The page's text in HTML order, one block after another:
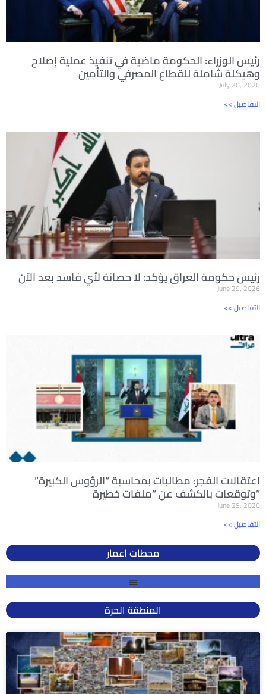
رئيس الوزراء: الحكومة ماضية في تنفيذ عملية إصلاح
وهيكلة شاملة للقطاع المصرفي والتأمين
July 20, 2026
<< التفاصيل
رئيس حكومة العراق يؤكد: لا حصانة لأي فاسد بعد الآن
June 29, 2026
<< التفاصيل
اعتقالات الفجر: مطالبات بمحاسبة “الرؤوس الكبيرة”
وتوقعات بالكشف عن “ملفات خطيرة”
June 29, 2026
<< التفاصيل
محطات اعمار
المنطقة الحرة